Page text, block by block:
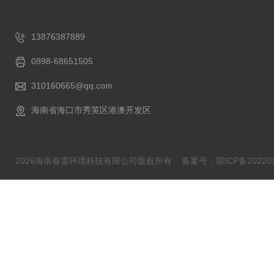
13876387889
0898-68651505
310160665@qq.com
海南省海口市秀英区港澳开发区
2026海南春雷环境科技有限公司版权所有 备案号：琼ICP备